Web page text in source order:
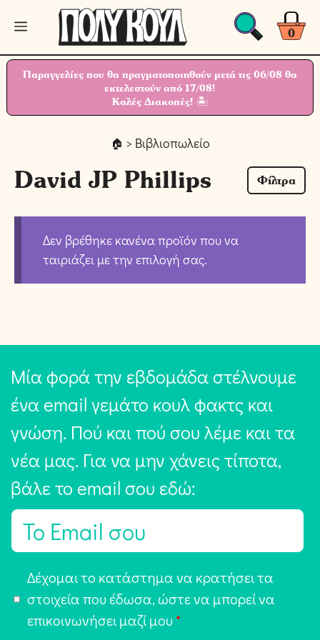
Μετάβαση
περιεχόμενο
0
Μενού
Παραγγελίες που θα πραγματοποιηθούν μετά τις 06/08 θα
εκτελεστούν από 17/08!
Καλές Διακοπές! 🏝
> Βιβλιοπωλείο
David JP Phillips Φίλτρα
Δεν βρέθηκε κανένα προϊόν που να
ταιριάζει με την επιλογή σας.
Μία φορά την εβδομάδα στέλνουμε
ένα email γεμάτο κουλ φακτς και
γνώση. Πού και πού σου λέμε και τα
νέα μας. Για να μην χάνεις τίποτα,
βάλε το email σου εδώ:
E
π
Δέχομαι το κατάστημα να κρατήσει τα
στοιχεία που έδωσα, ώστε να μπορεί να
επικοινωνήσει μαζί μου *